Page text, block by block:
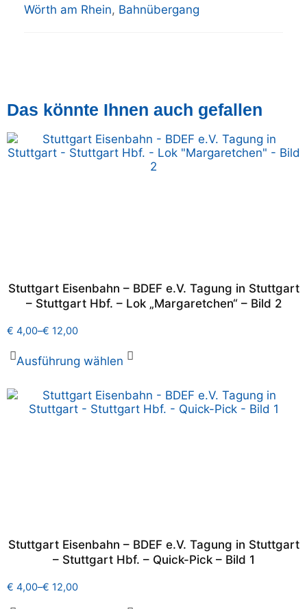
Wörth am Rhein, Bahnübergang
Das könnte Ihnen auch gefallen
Stuttgart Eisenbahn – BDEF e.V. Tagung in Stuttgart
– Stuttgart Hbf. – Lok „Margaretchen“ – Bild 2
€ 4,00–€ 12,00
Ausführung wählen
Stuttgart Eisenbahn – BDEF e.V. Tagung in Stuttgart
– Stuttgart Hbf. – Quick-Pick – Bild 1
€ 4,00–€ 12,00